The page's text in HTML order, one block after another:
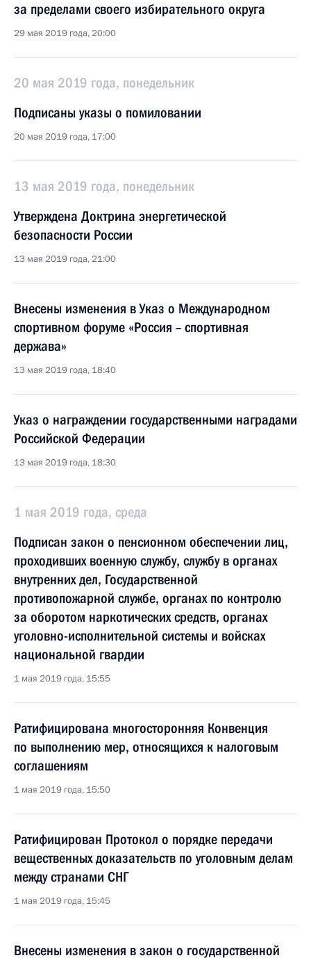
за пределами своего избирательного округа
29 мая 2019 года, 20:00
20 мая 2019 года, понедельник
Подписаны указы о помиловании
20 мая 2019 года, 17:00
13 мая 2019 года, понедельник
Утверждена Доктрина энергетической
безопасности России
13 мая 2019 года, 21:00
Внесены изменения в Указ о Международном
спортивном форуме «Россия – спортивная
держава»
13 мая 2019 года, 18:40
Указ о награждении государственными наградами
Российской Федерации
13 мая 2019 года, 18:30
1 мая 2019 года, среда
Подписан закон о пенсионном обеспечении лиц,
проходивших военную службу, службу в органах
внутренних дел, Государственной
противопожарной службе, органах по контролю
за оборотом наркотических средств, органах
уголовно-исполнительной системы и войсках
национальной гвардии
1 мая 2019 года, 15:55
Ратифицирована многосторонняя Конвенция
по выполнению мер, относящихся к налоговым
соглашениям
1 мая 2019 года, 15:50
Ратифицирован Протокол о порядке передачи
вещественных доказательств по уголовным делам
между странами СНГ
1 мая 2019 года, 15:45
Внесены изменения в закон о государственной